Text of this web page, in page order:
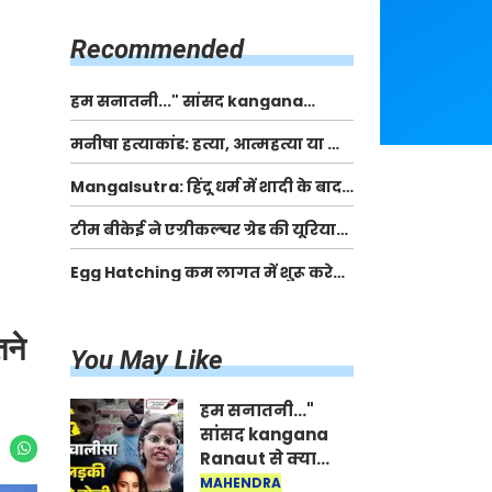
Recommended
हम सनातनी..." सांसद kangana
Ranaut से क्या बोली लड़की? Viral
Jantar-Mantar | CJP protest
मनीषा हत्याकांड: हत्या, आत्महत्या या कोई बड़ा राज?
| Full Story | Josh Haryana
Mangalsutra: हिंदू धर्म में शादी के बाद
मंगलसूत्र क्यों पहनती है महिलाएं, किसने
शुरु की ये परंपरा
टीम बीकेई ने एग्रीकल्चर ग्रेड की यूरिया
खाद गट्टों में बदलकर टेक्निकल ग्रेड में
बेचने वालों पर करवाई कार्रवाई:
Egg Hatching कम लागत में शुरू करे
You May Like
हम सनातनी..."
सांसद kangana
Ranaut से क्या
बोली लड़की? Viral
MAHENDRA